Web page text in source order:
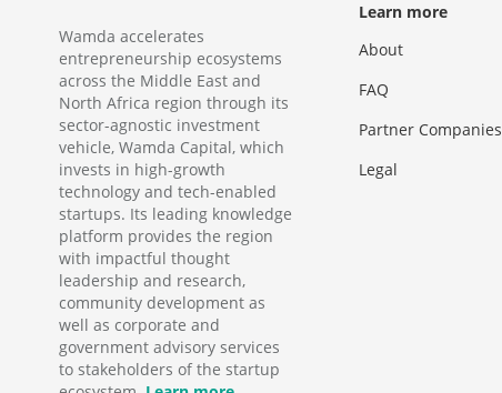
Wamda accelerates
entrepreneurship ecosystems
across the Middle East and
North Africa region through its
sector-agnostic investment
vehicle, Wamda Capital, which
invests in high-growth
technology and tech-enabled
startups. Its leading knowledge
platform provides the region
with impactful thought
leadership and research,
community development as
well as corporate and
government advisory services
to stakeholders of the startup
Learn more
About
FAQ
Partner Companies
Legal